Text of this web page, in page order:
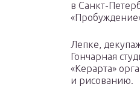
в Санкт-
Лепке,
Гончарная
«Керарта»
и рисованию.